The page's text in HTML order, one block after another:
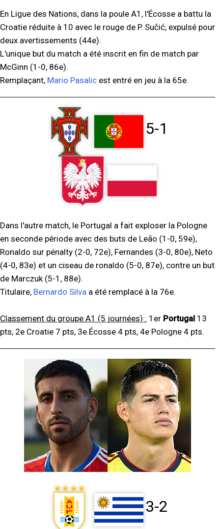
En Ligue des Nations, dans la poule A1, l'Écosse a battu la
Croatie réduite à 10 avec le rouge de P. Sučić, expulsé pour
deux avertissements (44e).
L'unique but du match a été inscrit en fin de match par
McGinn (1-0, 86e).
Remplaçant, Mario Pasalic est entré en jeu à la 65e.
5-1
Dans l'autre match, le Portugal a fait exploser la Pologne
en seconde période avec des buts de Leão (1-0, 59e),
Ronaldo sur pénalty (2-0, 72e), Fernandes (3-0, 80e), Neto
(4-0, 83e) et un ciseau de ronaldo (5-0, 87e), contre un but
de Marczuk (5-1, 88e).
Titulaire, Bernardo Silva a été remplacé à la 76e.
Classement du groupe A1 (5 journées) : 1er Portugal 13
pts, 2e Croatie 7 pts, 3e Écosse 4 pts, 4e Pologne 4 pts.
3-2